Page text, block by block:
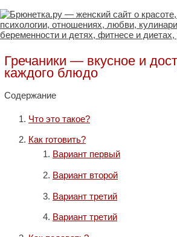
Гречаники — вкусное и
каждого блюдо
Содержание
Что это такое?
Как готовить?
Вариант первый
Вариант второй
Вариант третий
Вариант третий